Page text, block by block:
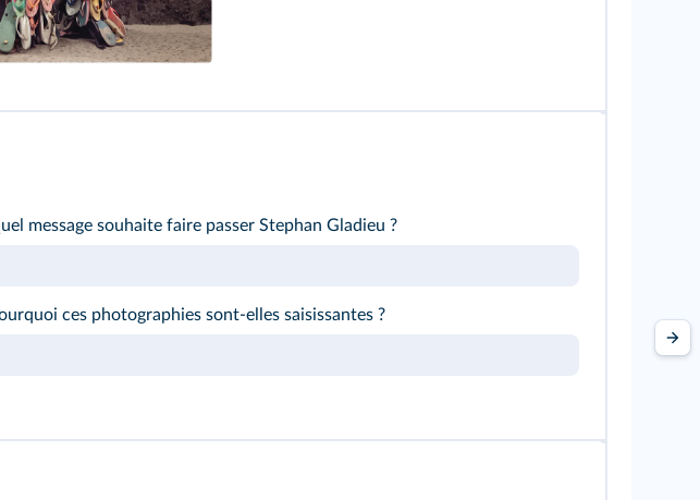
message souhaite faire passer Stephan Gladieu ?
ces photographies sont-elles saisissantes ?